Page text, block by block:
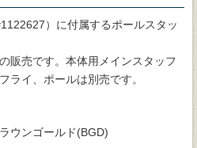
）に付属するポールスタッ
販売です。本体用メインスタッフ
ライ、ポールは別売です。
ウンゴールド(BGD)